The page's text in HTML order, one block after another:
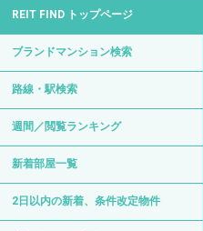
REIT FIND トップページ
ブランドマンション検索
路線・駅検索
週間／閲覧ランキング
新着部屋一覧
2日以内の新着、条件改定物件